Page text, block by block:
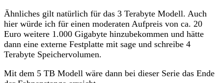
Ähnliches gilt natürlich für das 3 Terabyte Modell. Auch
hier würde ich für einen moderaten Aufpreis von ca. 20
Euro weitere 1.000 Gigabyte hinzubekommen und hätte
dann eine externe Festplatte mit sage und schreibe 4
Terabyte Speichervolumen.
Mit dem 5 TB Modell wäre dann bei dieser Serie das Ende